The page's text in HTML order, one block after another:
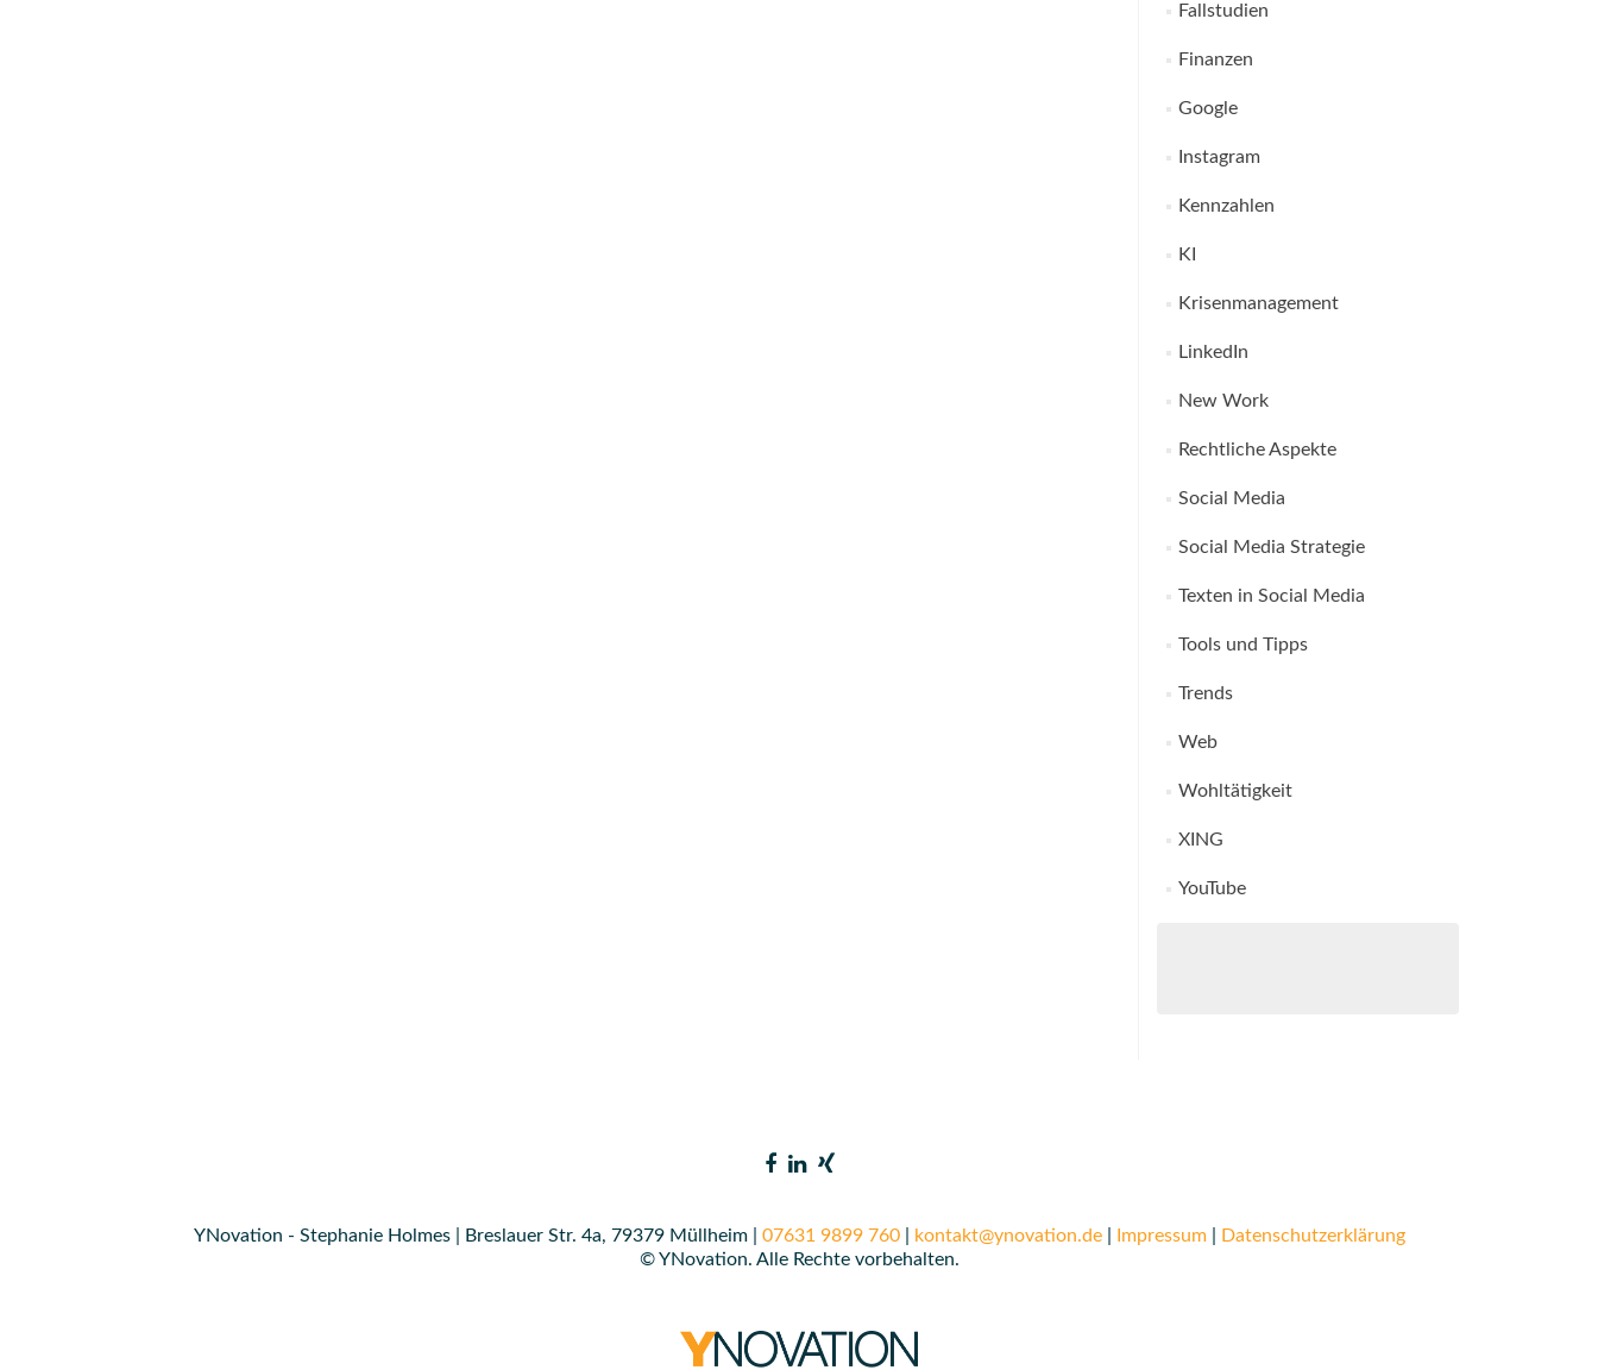
Fallstudien
Finanzen
Google
Instagram
Kennzahlen
KI
Krisenmanagement
LinkedIn
New Work
Rechtliche Aspekte
Social Media
Social Media Strategie
Texten in Social Media
Tools und Tipps
Trends
Web
Wohltätigkeit
XING
YouTube
YNovation - Stephanie Holmes | Breslauer Str. 4a, 79379 Müllheim | 07631 9899 760| kontakt@ynovation.de| Impressum|
Datenschutzerklärung
© YNovation. Alle Rechte vorbehalten.